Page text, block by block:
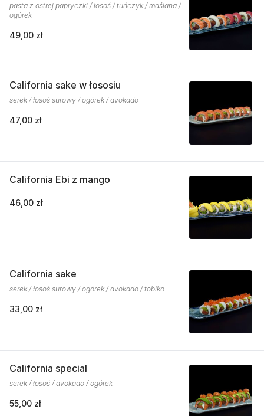
pasta z ostrej papryczki / łosoś / tuńczyk / maślana /
ogórek
49,00 zł
California sake w łososiu
serek / łosoś surowy / ogórek / avokado
47,00 zł
California Ebi z mango
46,00 zł
California sake
serek / łosoś surowy / ogórek / avokado / tobiko
33,00 zł
California special
serek / łosoś / avokado / ogórek
55,00 zł